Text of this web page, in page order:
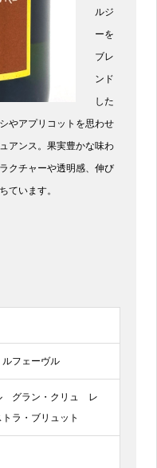
ルジ
ーを
ブレ
ンド
した
やアプリコットを思わせ
アンス。果実豊かな味わ
クチャーや透明感、伸び
ています。
フェーヴル
グラン・クリュ レ
ラ・ブリュット